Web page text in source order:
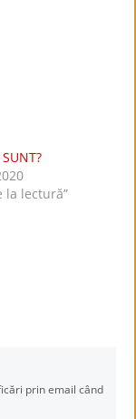
la lectură”
prin email când